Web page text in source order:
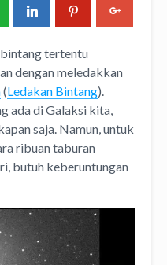
tertentu
dengan meledakkan
(Ledakan Bintang).
ada di Galaksi kita,
saja. Namun, untuk
ribuan taburan
butuh keberuntungan